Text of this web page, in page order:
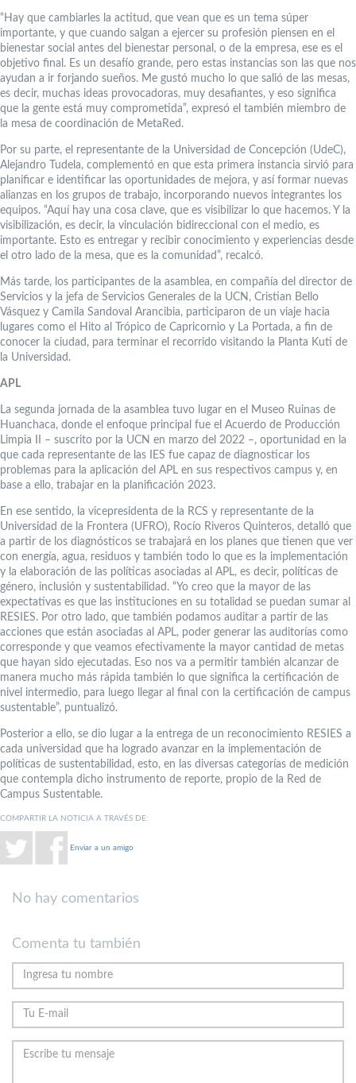
“Hay que cambiarles la actitud, que vean que es un tema súper
importante, y que cuando salgan a ejercer su profesión piensen en el
bienestar social antes del bienestar personal, o de la empresa, ese es el
objetivo final. Es un desafío grande, pero estas instancias son las que nos
ayudan a ir forjando sueños. Me gustó mucho lo que salió de las mesas,
es decir, muchas ideas provocadoras, muy desafiantes, y eso significa
que la gente está muy comprometida”, expresó el también miembro de
la mesa de coordinación de MetaRed.
Por su parte, el representante de la Universidad de Concepción (UdeC),
Alejandro Tudela, complementó en que esta primera instancia sirvió para
planificar e identificar las oportunidades de mejora, y así formar nuevas
alianzas en los grupos de trabajo, incorporando nuevos integrantes los
equipos. “Aquí hay una cosa clave, que es visibilizar lo que hacemos. Y la
visibilización, es decir, la vinculación bidireccional con el medio, es
importante. Esto es entregar y recibir conocimiento y experiencias desde
el otro lado de la mesa, que es la comunidad”, recalcó.
Más tarde, los participantes de la asamblea, en compañía del director de
Servicios y la jefa de Servicios Generales de la UCN, Cristian Bello
Vásquez y Camila Sandoval Arancibia, participaron de un viaje hacia
lugares como el Hito al Trópico de Capricornio y La Portada, a fin de
conocer la ciudad, para terminar el recorrido visitando la Planta Kuti de
la Universidad.
APL
La segunda jornada de la asamblea tuvo lugar en el Museo Ruinas de
Huanchaca, donde el enfoque principal fue el Acuerdo de Producción
Limpia II – suscrito por la UCN en marzo del 2022 –, oportunidad en la
que cada representante de las IES fue capaz de diagnosticar los
problemas para la aplicación del APL en sus respectivos campus y, en
base a ello, trabajar en la planificación 2023.
En ese sentido, la vicepresidenta de la RCS y representante de la
Universidad de la Frontera (UFRO), Rocío Riveros Quinteros, detalló que
a partir de los diagnósticos se trabajará en los planes que tienen que ver
con energía, agua, residuos y también todo lo que es la implementación
y la elaboración de las políticas asociadas al APL, es decir, políticas de
género, inclusión y sustentabilidad. “Yo creo que la mayor de las
expectativas es que las instituciones en su totalidad se puedan sumar al
RESIES. Por otro lado, que también podamos auditar a partir de las
acciones que están asociadas al APL, poder generar las auditorías como
corresponde y que veamos efectivamente la mayor cantidad de metas
que hayan sido ejecutadas. Eso nos va a permitir también alcanzar de
manera mucho más rápida también lo que significa la certificación de
nivel intermedio, para luego llegar al final con la certificación de campus
sustentable”, puntualizó.
Posterior a ello, se dio lugar a la entrega de un reconocimiento RESIES a
cada universidad que ha logrado avanzar en la implementación de
políticas de sustentabilidad, esto, en las diversas categorías de medición
que contempla dicho instrumento de reporte, propio de la Red de
Campus Sustentable.
COMPARTIR LA NOTICIA A TRAVÉS DE:
Enviar a un amigo
No hay comentarios
Comenta tu también